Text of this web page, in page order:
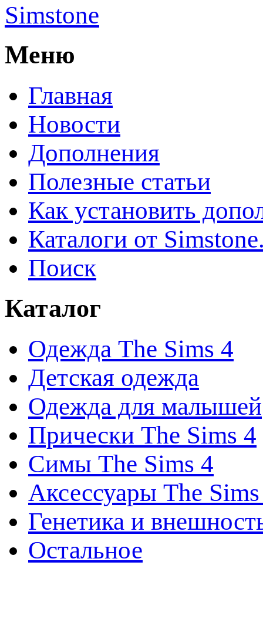
Simstone
Меню
Главная
Новости
Дополнения
Полезные статьи
Как установить
Каталоги от
Поиск
Каталог
Одежда The Sims 4
Детская одежда
Одежда для малышей
Прически The Sims 4
Симы The Sims 4
Аксессуары The
Генетика и
Остальное